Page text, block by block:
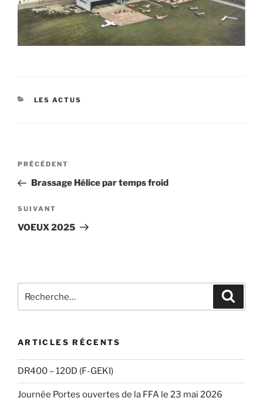
CATÉGORIES
LES ACTUS
Navigation
l’article
Article
précédent
PRÉCÉDENT
Brassage Hélice par temps froid
Article
suivant
SUIVANT
VOEUX 2025
pour
ARTICLES RÉCENTS
DR400 – 120D (F-GEKI)
Journée Portes ouvertes de la FFA le 23 mai 2026